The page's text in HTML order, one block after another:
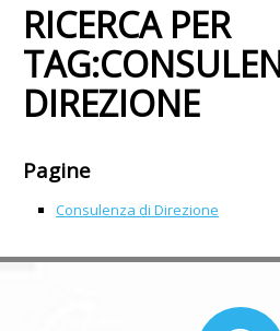
RICERCA PER
DIREZIONE
Pagine
Consulenza di Direzione